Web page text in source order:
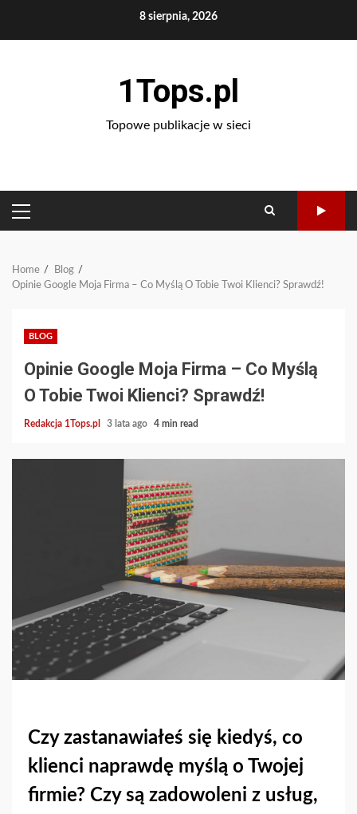
8 sierpnia, 2026
1Tops.pl
Topowe publikacje w sieci
PRIMARY
MENU
Home
Blog
Opinie Google Moja Firma – Co Myślą O Tobie Twoi Klienci? Sprawdź!
BLOG
Opinie Google Moja Firma – Co Myślą
O Tobie Twoi Klienci? Sprawdź!
Redakcja 1Tops.pl 3 lata ago 4 min read
Czy zastanawiałeś się kiedyś, co
klienci naprawdę myślą o Twojej
firmie? Czy są zadowoleni z usług,